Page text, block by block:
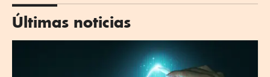
Últimas noticias